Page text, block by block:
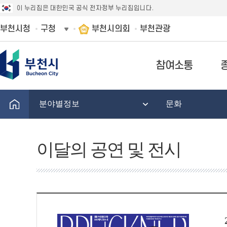
이 누리집은 대한민국 공식 전자정부 누리집입니다.
부천시청 구청 부천시의회 부천관광
참여소통
분야별정보 문화
이달의 공연 및 전시